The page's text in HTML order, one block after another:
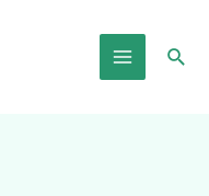
Main